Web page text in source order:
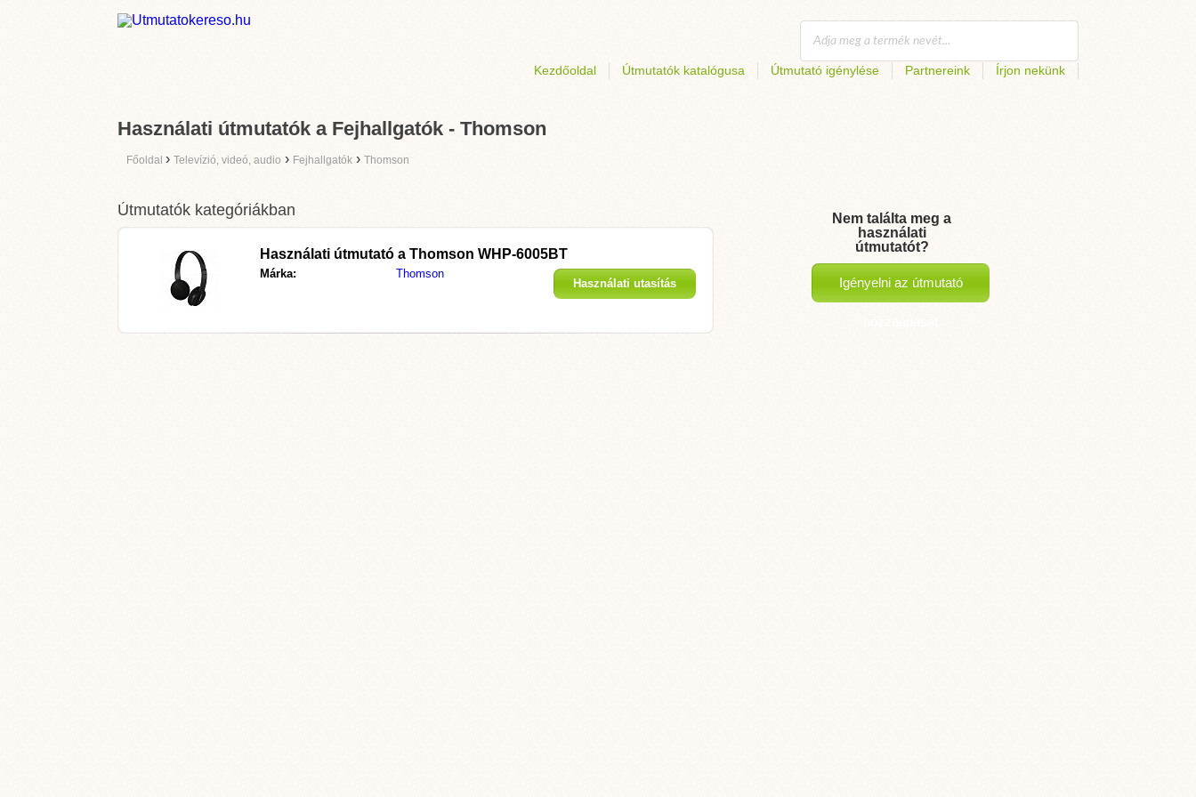
Kezdőoldal Útmutatók katalógusa Útmutató igénylése Partnereink Írjon nekünk
Használati útmutatók a Fejhallgatók - Thomson
Főoldal › Televízió, videó, audio › Fejhallgatók › Thomson
Útmutatók kategóriákban
Használati útmutató a Thomson WHP-6005BT
Márka: Thomson
Használati utasítás
Nem találta meg a
használati
útmutatót?
Igényelni az útmutató